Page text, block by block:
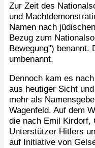
Zur Zeit des
und
Namen nach
Bezug zum
Bewegung") benannt.
umbenannt.
Dennoch kam es
aus heutiger Sicht
mehr als
Wagenfeld. Auf dem
die nach Emil Kirdorf,
Unterstützer Hitlers
auf Initiative von